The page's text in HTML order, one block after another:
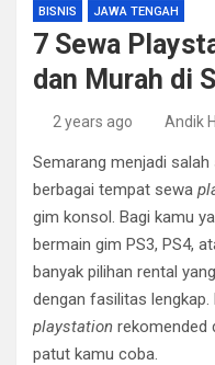
BISNIS JAWA TENGAH
7 Sewa
dan Murah di
2 years ago Andik
Semarang menjadi
berbagai tempat sewa
gim konsol. Bagi kamu
bermain gim PS3, PS4,
banyak pilihan rental
dengan fasilitas
playstation rekomended
patut kamu coba.